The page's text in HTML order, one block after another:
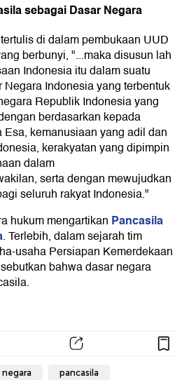
sebagai Dasar Negara
di dalam pembukaan UUD
berbunyi, "...maka disusun lah
Indonesia itu dalam suatu
Indonesia yang terbentuk
Republik Indonesia yang
berdasarkan kepada
kemanusiaan yang adil dan
kerakyatan yang dipimpin
dalam
serta dengan mewujudkan
seluruh rakyat Indonesia."
hukum mengartikan Pancasila
. Terlebih, dalam sejarah tim
usaha Persiapan Kemerdekaan
bahwa dasar negara
pancasila